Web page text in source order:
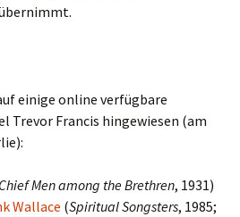
einige online verfügbare
Trevor Francis hingewiesen (am
Chief Men among the Brethren, 1931)
Wallace (Spiritual Songsters, 1985;